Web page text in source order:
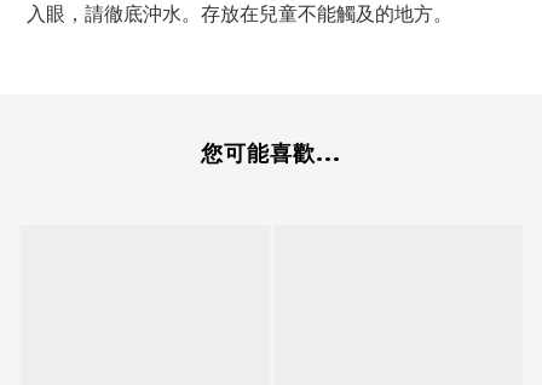
入眼，請徹底沖水。存放在兒童不能觸及的地方。
您可能喜歡...